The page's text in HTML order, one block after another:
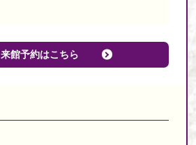
来館予約はこちら